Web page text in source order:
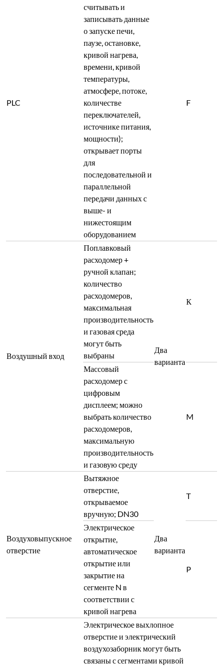
PLC
считывать и
записывать данные
о запуске печи,
паузе, остановке,
кривой нагрева,
времени, кривой
температуры,
атмосфере, потоке,
количестве
переключателей,
источнике питания,
мощности);
открывает порты
для
последовательной и
параллельной
передачи данных с
выше- и
нижестоящим
оборудованием
F
Воздушный вход
Поплавковый
расходомер +
ручной клапан;
количество
расходомеров,
максимальная
производительность
и газовая среда
могут быть
выбраны
Два
варианта
К
Массовый
расходомер с
цифровым
дисплеем; можно
выбрать количество
расходомеров,
максимальную
производительность
и газовую среду
M
Воздуховыпускное
отверстие
Вытяжное
отверстие,
открываемое
вручную; DN30
Два
варианта
T
Электрическое
открытие,
автоматическое
открытие или
закрытие на
сегменте N в
соответствии с
кривой нагрева
P
Электрическое выхлопное
отверстие и электрический
воздухозаборник могут быть
связаны с сегментами кривой